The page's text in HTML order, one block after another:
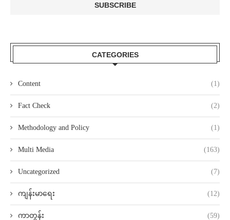
CATEGORIES
Content (1)
Fact Check (2)
Methodology and Policy (1)
Multi Media (163)
Uncategorized (7)
ကျန်းမာရေး (12)
ကာတွန်း (59)